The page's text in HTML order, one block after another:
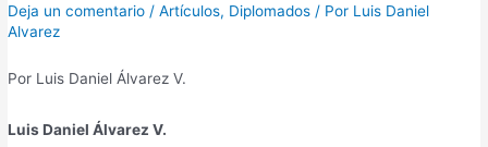
Deja un comentario /Artículos, Diplomados / Por Luis Daniel
Alvarez
Por Luis Daniel Álvarez V.
Luis Daniel Álvarez V.